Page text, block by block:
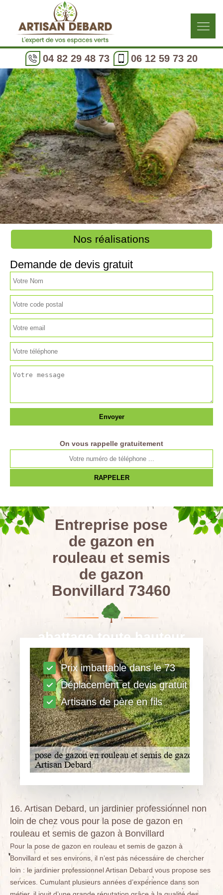
04 82 29 48 73 06 12 59 73 20
abattage toute hauteur
Prix imbattable dans le 73
Déplacement et devis gratuit
Artisans de père en fils
Nos réalisations
Demande de devis gratuit
On vous rappelle gratuitement
Entreprise pose
de gazon en
rouleau et semis
de gazon
Bonvillard 73460
16. Artisan Debard, un jardinier professionnel non
loin de chez vous pour la pose de gazon en
rouleau et semis de gazon à Bonvillard
Pour la pose de gazon en rouleau et semis de gazon à
Bonvillard et ses environs, il n’est pas nécessaire de chercher
loin : le jardinier professionnel Artisan Debard vous propose ses
services. Cumulant plusieurs années d’expérience dans son